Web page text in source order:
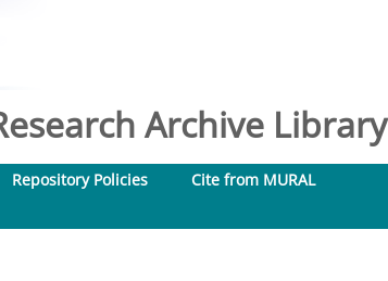
Archive Library
Repository Policies
Cite from MURAL